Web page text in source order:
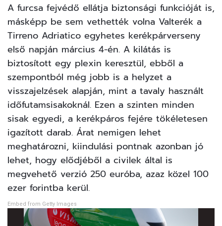
A furcsa fejvédő ellátja biztonsági funkcióját is,
másképp be sem vethették volna Valterék a
Tirreno Adriatico egyhetes kerékpárverseny
első napján március 4-én. A kilátás is
biztosított egy plexin keresztül, ebből a
szempontból még jobb is a helyzet a
visszajelzések alapján, mint a tavaly használt
időfutamsisakoknál. Ezen a szinten minden
sisak egyedi, a kerékpáros fejére tökéletesen
igazított darab. Árat nemigen lehet
meghatározni, kiindulási pontnak azonban jó
lehet, hogy elődjéből a civilek által is
megvehető verzió 250 euróba, azaz közel 100
ezer forintba kerül.
Embed from Getty Images